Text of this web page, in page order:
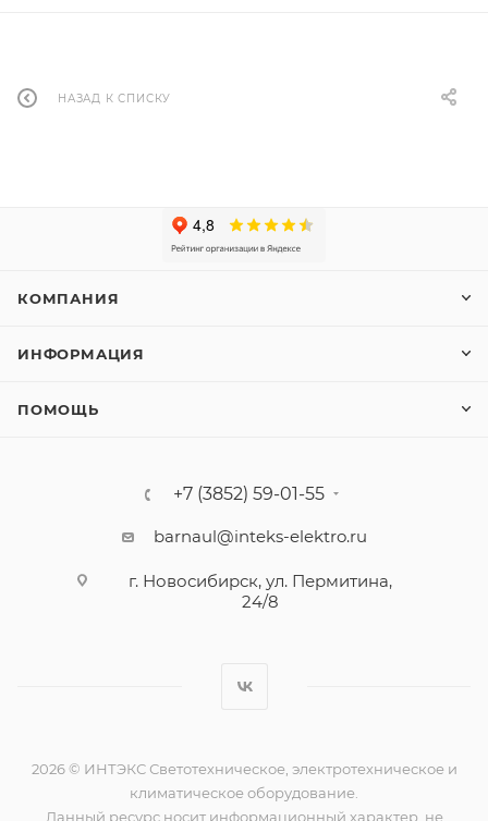
НАЗАД К СПИСКУ
КОМПАНИЯ
ИНФОРМАЦИЯ
ПОМОЩЬ
+7 (3852) 59-01-55
barnaul@inteks-elektro.ru
г. Новосибирск, ул. Пермитина,
24/8
2026 © ИНТЭКС Светотехническое, электротехническое и
климатическое оборудование.
Данный ресурс носит информационный характер, не